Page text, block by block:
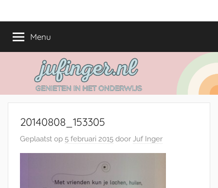
naarjufinger.nl
het
onderwijs
Menu
20140808_153305
Geplaatst op 5 februari 2015 door Juf Inger